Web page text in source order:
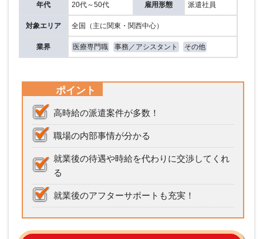
年代 20代～50代 雇用形態 派遣社員
対象エリア 全国（主に関東・関西中心）
業界 医療専門職 事務／アシスタント その他
ポイント
高時給の派遣案件が多数！
職場の内部事情が分かる
就業後の待遇や時給を代わりに交渉してくれ
る
就業後のアフターサポートも充実！